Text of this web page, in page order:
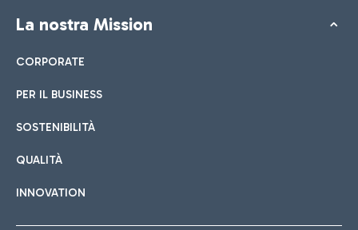
La nostra Mission
CORPORATE
PER IL BUSINESS
SOSTENIBILITÀ
QUALITÀ
INNOVATION